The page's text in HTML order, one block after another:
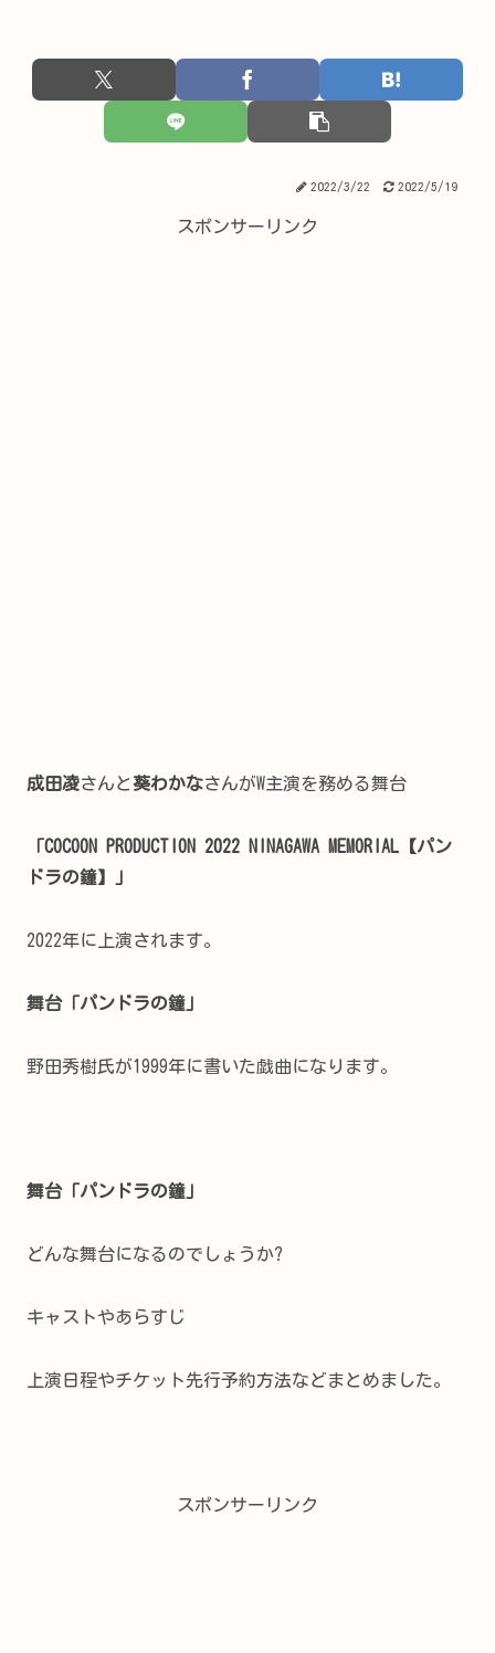
2022/3/22 2022/5/19
スポンサーリンク
成田凌さんと葵わかなさんがW主演を務める舞台
「COCOON PRODUCTION 2022 NINAGAWA MEMORIAL【パン
ドラの鐘】」
2022年に上演されます。
舞台「パンドラの鐘」
野田秀樹氏が1999年に書いた戯曲になります。
舞台「パンドラの鐘」
どんな舞台になるのでしょうか?
キャストやあらすじ
上演日程やチケット先行予約方法などまとめました。
スポンサーリンク